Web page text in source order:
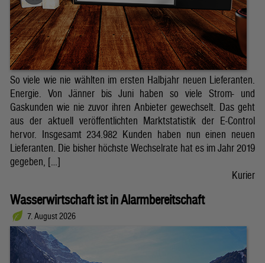
So viele wie nie wählten im ersten Halbjahr neuen Lieferanten.
Energie. Von Jänner bis Juni haben so viele Strom- und
Gaskunden wie nie zuvor ihren Anbieter gewechselt. Das geht
aus der aktuell veröffentlichten Marktstatistik der E-Control
hervor. Insgesamt 234.982 Kunden haben nun einen neuen
Lieferanten. Die bisher höchste Wechselrate hat es im Jahr 2019
gegeben, […]
Kurier
Wasserwirtschaft ist in Alarmbereitschaft
7. August 2026